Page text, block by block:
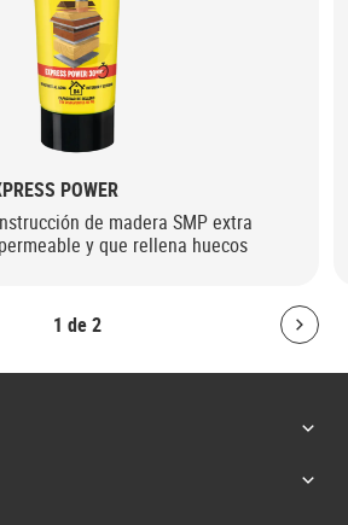
1 de2
POWER
de madera SMP extra
y que rellena huecos